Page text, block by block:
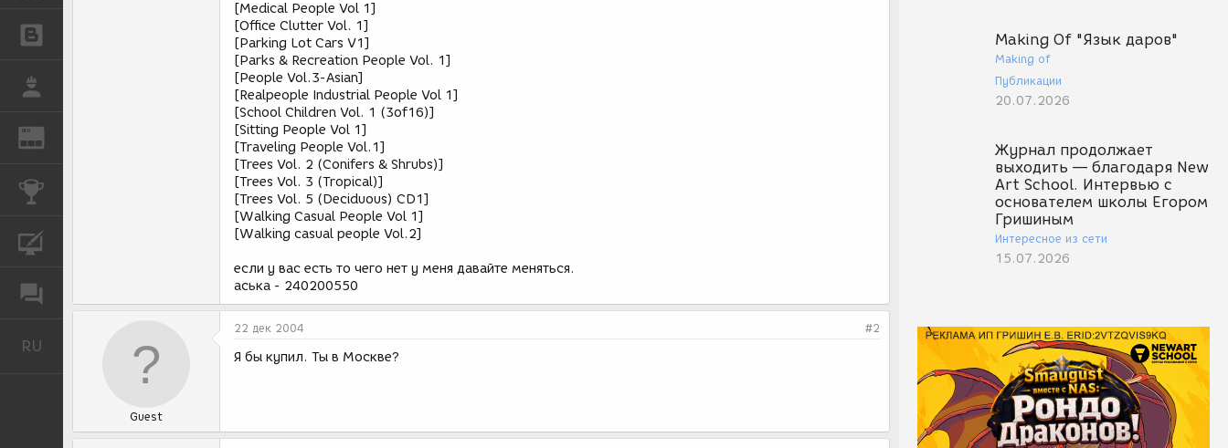
REN
RU
Making Of "Язык даров"
Making of
Публикации
20.07.2026
Журнал продолжает
выходить — благодаря New
Art School. Интервью с
основателем школы Егором
Гришиным
Интересное из сети
15.07.2026
[Medical People Vol 1]
[Office Clutter Vol. 1]
[Parking Lot Cars V1]
[Parks & Recreation People Vol. 1]
[People Vol.3-Asian]
[Realpeople Industrial People Vol 1]
[School Children Vol. 1 (3of16)]
[Sitting People Vol 1]
[Traveling People Vol.1]
[Trees Vol. 2 (Conifers & Shrubs)]
[Trees Vol. 3 (Tropical)]
[Trees Vol. 5 (Deciduous) CD1]
[Walking Casual People Vol 1]
[Walking casual people Vol.2]
если у вас есть то чего нет у меня давайте меняться.
аська - 240200550
Guest
22 дек 2004 #2
Я бы купил. Ты в Москве?